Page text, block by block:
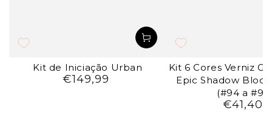
Kit de Iniciação Urban
Preço
€149,99
Kit 6 Cores Verniz
Epic Shadow
(#94 a
Preço
€41,40